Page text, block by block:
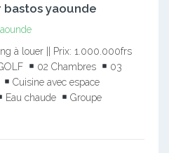
yaounde
à louer || Prix: 1.000.000frs
02 Chambres
03
Cuisine avec espace
Eau chaude
Groupe